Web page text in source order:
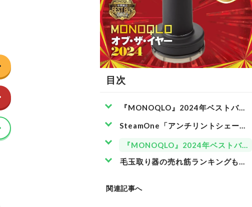
目次
『MONOQLO』2024年ベストバイ
SteamOne「アンチリントシェーバ
『MONOQLO』2024年ベストバ
毛玉取り器の売れ筋ランキングもチ
関連記事へ